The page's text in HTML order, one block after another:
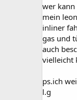
wer
mein
inliner
gas und
auch
vielleicht
ps.ich
l.g